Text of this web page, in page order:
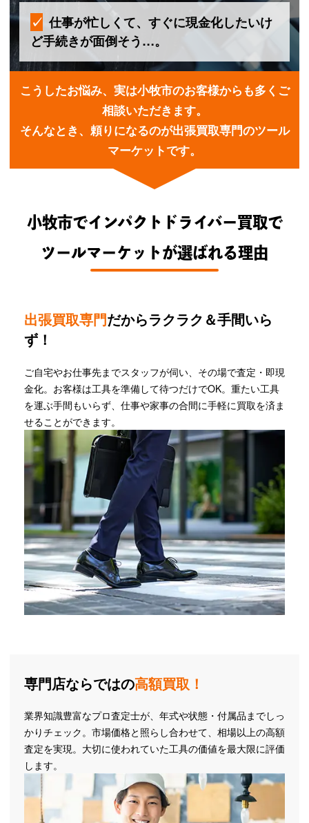
仕事が忙しくて、すぐに現金化したいけ
ど手続きが面倒そう…。
こうしたお悩み、実は小牧市のお客様からも多くご
相談いただきます。
そんなとき、頼りになるのが出張買取専門のツール
マーケットです。
小牧市でインパクトドライバー買取で
ツールマーケットが選ばれる理由
出張買取専門だからラクラク＆手間いら
ず！
ご自宅やお仕事先までスタッフが伺い、その場で査定・即現
金化。お客様は工具を準備して待つだけでOK。重たい工具
を運ぶ手間もいらず、仕事や家事の合間に手軽に買取を済ま
せることができます。
専門店ならではの高額買取！
業界知識豊富なプロ査定士が、年式や状態・付属品までしっ
かりチェック。市場価格と照らし合わせて、相場以上の高額
査定を実現。大切に使われていた工具の価値を最大限に評価
します。